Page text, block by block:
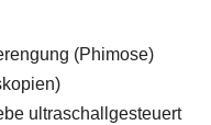
(Phimose)
ultraschallgesteuert